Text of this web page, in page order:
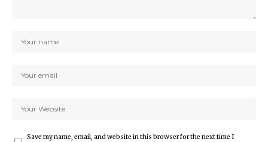
Save my name, email, and website in this browser for the next time I